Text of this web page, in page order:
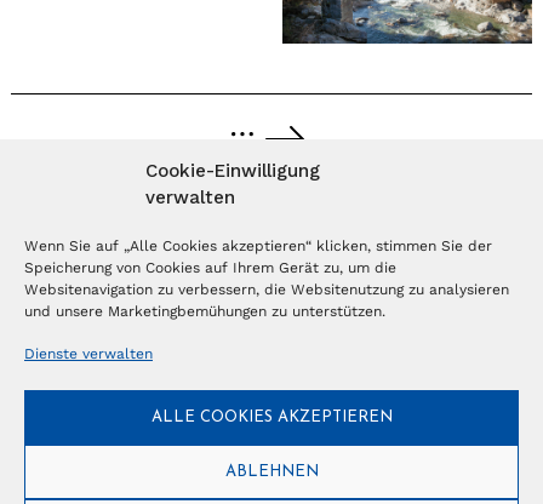
Cookie-Einwilligung
verwalten
Wenn Sie auf „Alle Cookies akzeptieren“ klicken, stimmen Sie der
Speicherung von Cookies auf Ihrem Gerät zu, um die
Websitenavigation zu verbessern, die Websitenutzung zu analysieren
und unsere Marketingbemühungen zu unterstützen.
Dienste verwalten
ALLE COOKIES AKZEPTIEREN
ABLEHNEN
…
MAGAZIN ABONNIEREN
Abonnieren
NEWSLETTER
Anmelden